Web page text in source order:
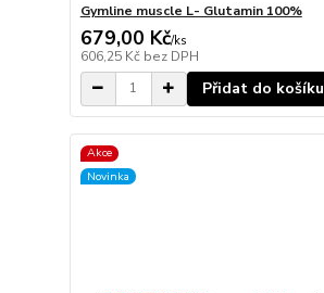
Gymline muscle L- Glutamin 100%
679,00 Kč/ks
606,25 Kč bez DPH
Přidat do košíku
Akce
Novinka